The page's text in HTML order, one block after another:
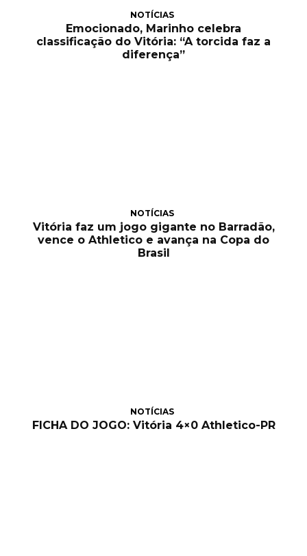
NOTÍCIAS
Emocionado, Marinho celebra
classificação do Vitória: “A torcida faz a
diferença”
NOTÍCIAS
Vitória faz um jogo gigante no Barradão,
vence o Athletico e avança na Copa do
Brasil
NOTÍCIAS
FICHA DO JOGO: Vitória 4×0 Athletico-PR